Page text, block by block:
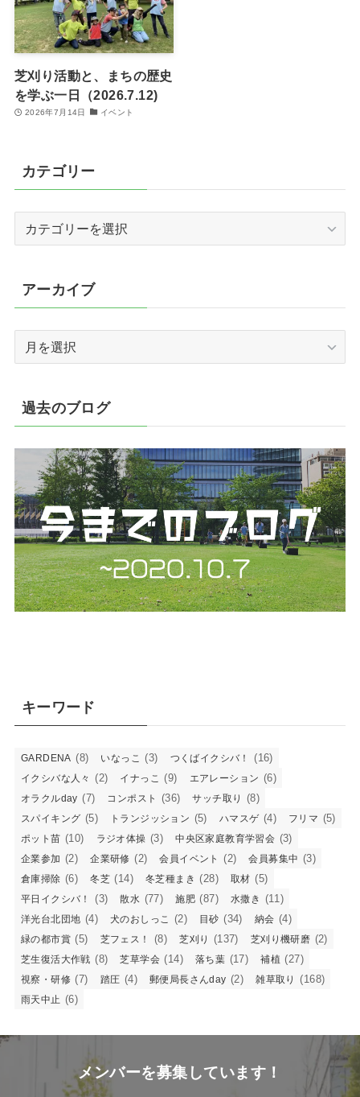
芝刈り活動と、まちの歴史
を学ぶ一日（2026.7.12)
2026年7月14日 イベント
カテゴリー
リ
ー
アーカイブ
イ
ブ
過去のブログ
キーワード
GARDENA (8) いなっこ (3) つくばイクシバ！ (16)
イクシバな人々 (2) イナっこ (9) エアレーション (6)
オラクルday (7) コンポスト (36) サッチ取り (8)
スパイキング (5) トランジッション (5) ハマスゲ (4) フリマ (5)
ポット苗 (10) ラジオ体操 (3) 中央区家庭教育学習会 (3)
企業参加 (2) 企業研修 (2) 会員イベント (2) 会員募集中 (3)
倉庫掃除 (6) 冬芝 (14) 冬芝種まき (28) 取材 (5)
平日イクシバ！ (3) 散水 (77) 施肥 (87) 水撒き (11)
洋光台北団地 (4) 犬のおしっこ (2) 目砂 (34) 納会 (4)
緑の都市賞 (5) 芝フェス！ (8) 芝刈り (137) 芝刈り機研磨 (2)
芝生復活大作戦 (8) 芝草学会 (14) 落ち葉 (17) 補植 (27)
視察・研修 (7) 踏圧 (4) 郵便局長さんday (2) 雑草取り (168)
雨天中止 (6)
メンバーを募集しています！